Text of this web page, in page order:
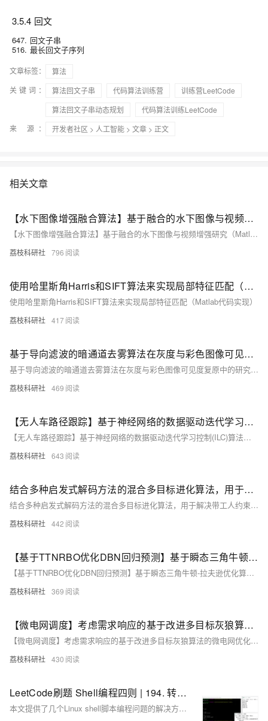
3.5.4 回文
647. 回文子串
516. 最长回文子序列
文章标签：
算法
关键词：
算法回文子串 代码算法训练营
训练营LeetCode
算法回文子串动态规划
代码算法训练LeetCode
来 源：
开发者社区 > 人工智能 > 文章 > 正文
相关文章
【水下图像增强融合算法】基于融合的水下图像与视频增强研究（Matlab代码实现）
【水下图像增强融合算法】基于融合的水下图像与视频增强研究（Matlab代码实现）
荔枝科研社 796
使用哈里斯角Harris和SIFT算法来实现局部特征匹配（Matlab代码实现）
使用哈里斯角Harris和SIFT算法来实现局部特征匹配（Matlab代码实现）
荔枝科研社 417
基于导向滤波的暗通道去雾算法在灰度与彩色图像可见度复原中的研究（Matlab代码实现）
基于导向滤波的暗通道去雾算法在灰度与彩色图像可见度复原中的研究（Matlab代码实现）
荔枝科研社 469
【无人车路径跟踪】基于神经网络的数据驱动迭代学习控制(ILC)算法，用于具有未知模型和重复任务的非线性单输入单输出(SISO)离散时间系统的无人车的路径跟踪（Matlab代码实现）
【无人车路径跟踪】基于神经网络的数据驱动迭代学习控制(ILC)算法，用于具有未知模型和重复任务的非线性单输入单输出(SISO)离散时间系统的无人车的路径跟踪（Matlab代码实现）
荔枝科研社 643
结合多种启发式解码方法的混合多目标进化算法，用于解决带工人约束的混合流水车间调度问题（Matlab代码实现）
结合多种启发式解码方法的混合多目标进化算法，用于解决带工人约束的混合流水车间调度问题（Matlab代码实现）
荔枝科研社 442
【基于TTNRBO优化DBN回归预测】基于瞬态三角牛顿-拉夫逊优化算法（TTNRBO）优化深度信念网络（DBN）数据回归预测研究（Matlab代码实现）
【基于TTNRBO优化DBN回归预测】基于瞬态三角牛顿-拉夫逊优化算法（TTNRBO）优化深度信念网络（DBN）数据回归预测研究（Matlab代码实现）
荔枝科研社 369
【微电网调度】考虑需求响应的基于改进多目标灰狼算法的微电网优化调度研究（Matlab代码实现）
【微电网调度】考虑需求响应的基于改进多目标灰狼算法的微电网优化调度研究（Matlab代码实现）
荔枝科研社 430
LeetCode刷题 Shell编程四则 | 194. 转置文件 192. 统计词频 193. 有效电话号码 195. 第十行
本文提供了几个Linux shell脚本编程问题的解决方案，包括转置文件内容、统计词频、验证有效电话号码和提取文件的第十行，每个问题都给出了至少一种实现方法。